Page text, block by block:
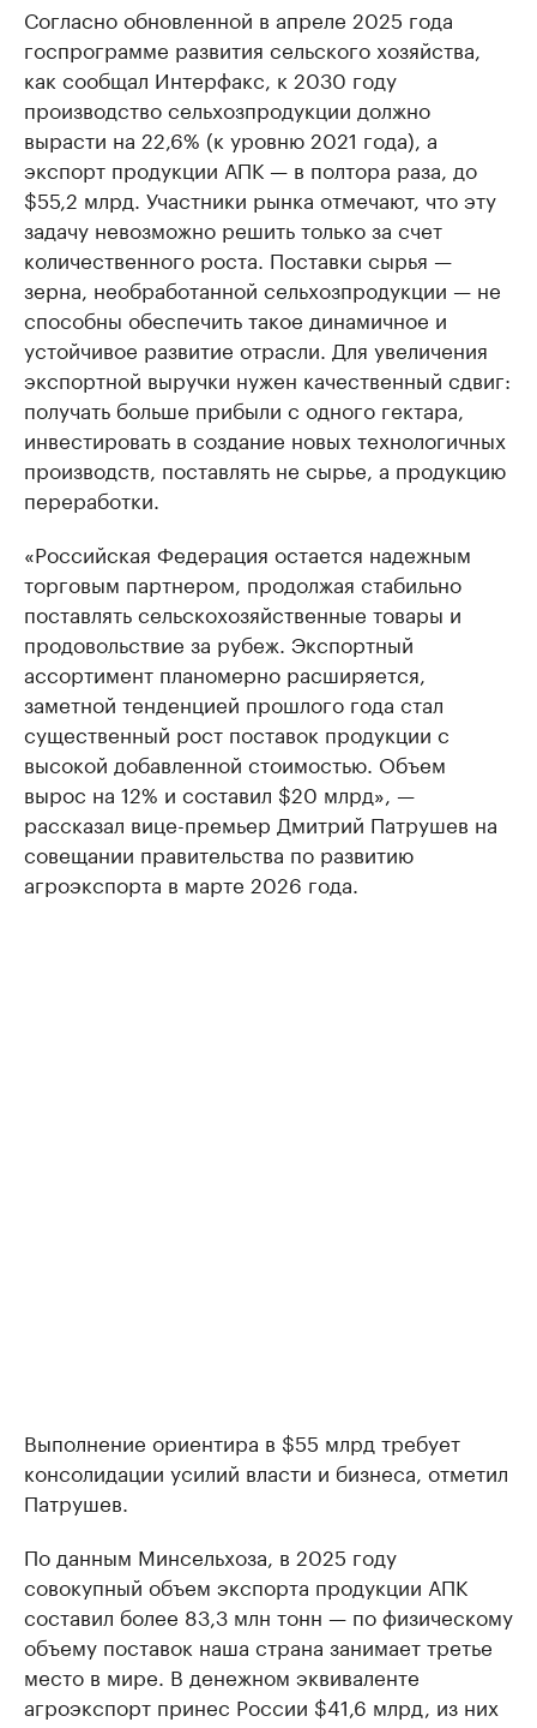
Согласно обновленной в апреле 2025 года
госпрограмме развития сельского хозяйства,
как сообщал Интерфакс, к 2030 году
производство сельхозпродукции должно
вырасти на 22,6% (к уровню 2021 года), а
экспорт продукции АПК — в полтора раза, до
$55,2 млрд. Участники рынка отмечают, что эту
задачу невозможно решить только за счет
количественного роста. Поставки сырья —
зерна, необработанной сельхозпродукции — не
способны обеспечить такое динамичное и
устойчивое развитие отрасли. Для увеличения
экспортной выручки нужен качественный сдвиг:
получать больше прибыли с одного гектара,
инвестировать в создание новых технологичных
производств, поставлять не сырье, а продукцию
переработки.
«Российская Федерация остается надежным
торговым партнером, продолжая стабильно
поставлять сельскохозяйственные товары и
продовольствие за рубеж. Экспортный
ассортимент планомерно расширяется,
заметной тенденцией прошлого года стал
существенный рост поставок продукции с
высокой добавленной стоимостью. Объем
вырос на 12% и составил $20 млрд», —
рассказал вице-премьер Дмитрий Патрушев на
совещании правительства по развитию
агроэкспорта в марте 2026 года.
Выполнение ориентира в $55 млрд требует
консолидации усилий власти и бизнеса, отметил
Патрушев.
По данным Минсельхоза, в 2025 году
совокупный объем экспорта продукции АПК
составил более 83,3 млн тонн — по физическому
объему поставок наша страна занимает третье
место в мире. В денежном эквиваленте
агроэкспорт принес России $41,6 млрд, из них